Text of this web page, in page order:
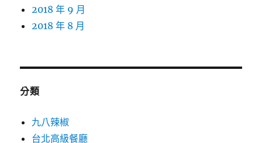
2018 年 9 月
2018 年 8 月
分類
九八辣椒
台北高級餐廳